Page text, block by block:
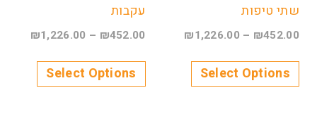
שתי טיפות
₪452.00
–
₪1,226.00
Select Options
עקבות
₪452.00
–
₪1,226.00
Select Options